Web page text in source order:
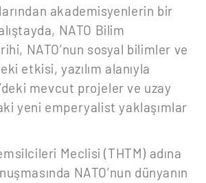
akademisyenlerin bir
NATO Bilim
NATO’nun sosyal bilimler ve
etkisi, yazılım alanıyla
mevcut projeler ve uzay
yeni emperyalist yaklaşımlar
Meclisi (THTM) adına
NATO’nun dünyanın